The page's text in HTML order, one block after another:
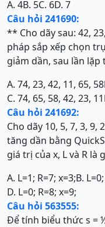
A. 4B. 5C. 6D. 7
Câu hỏi 241690:
** Cho dãy sau: 42,
pháp sắp xếp chọn
giảm dần, sau lần
A. 74, 23, 42, 11, 65, 58
C. 74, 65, 58, 42, 23, 11
Câu hỏi 241692:
Cho dãy 10, 5, 7, 3,
tăng dần bằng
giá trị của x, L và R là
A. L=1; R=7; x=3;B.
D. L=0; R=8; x=9;
Câu hỏi 563555:
Để tính biểu thức s =